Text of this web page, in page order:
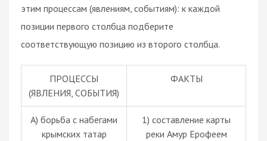
этим процессам (явлениям, событиям): к каждой
позиции первого столбца подберите
соответствующую позицию из второго столбца.
ПРОЦЕССЫ
(ЯВЛЕНИЯ, СОБЫТИЯ)
ФАКТЫ
А) борьба с набегами
крымских татар
1) составление карты
реки Амур Ерофеем